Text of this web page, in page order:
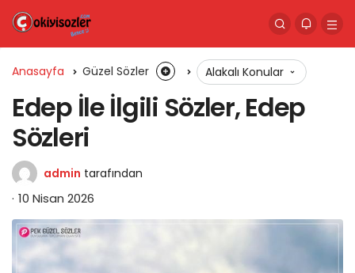
Anasayfa Güzel Sözler Alakalı Konular
Edep İle İlgili Sözler, Edep
Sözleri
admin tarafından
10 Nisan 2026